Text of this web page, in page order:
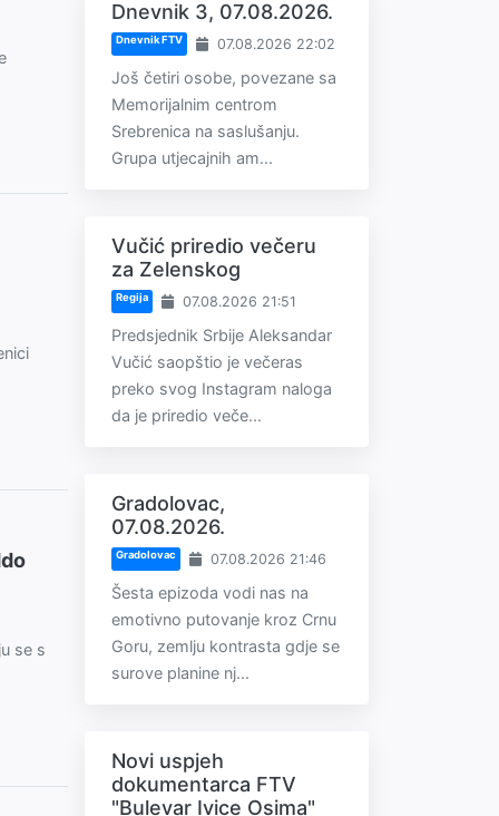
se s
Dnevnik 3, 07.08.2026.
Dnevnik FTV 07.08.2026 22:02
Još četiri osobe, povezane sa
Memorijalnim centrom
Srebrenica na saslušanju.
Grupa utjecajnih am...
Vučić priredio večeru
za Zelenskog
Regija 07.08.2026 21:51
Predsjednik Srbije Aleksandar
Vučić saopštio je večeras
preko svog Instagram naloga
da je priredio veče...
Gradolovac,
07.08.2026.
Gradolovac 07.08.2026 21:46
Šesta epizoda vodi nas na
emotivno putovanje kroz Crnu
Goru, zemlju kontrasta gdje se
surove planine nj...
Novi uspjeh
dokumentarca FTV
"Bulevar Ivice Osima"